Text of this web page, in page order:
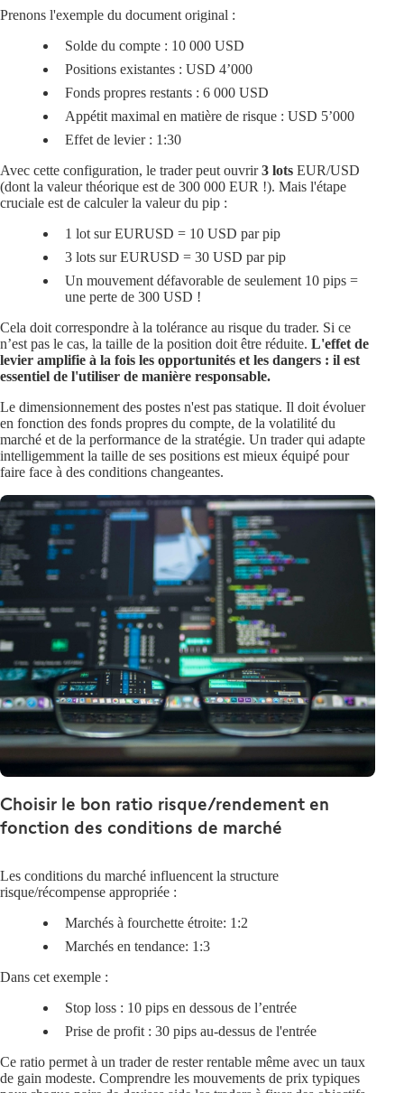
Prenons l'exemple du document original :
Solde du compte : 10 000 USD
Positions existantes : USD 4’000
Fonds propres restants : 6 000 USD
Appétit maximal en matière de risque : USD 5’000
Effet de levier : 1:30
Avec cette configuration, le trader peut ouvrir3 lots EUR/USD
(dont la valeur théorique est de 300 000 EUR !). Mais l'étape
cruciale est de calculer la valeur du pip :
1 lot sur EURUSD = 10 USD par pip
3 lots sur EURUSD = 30 USD par pip
Un mouvement défavorable de seulement 10 pips =
une perte de 300 USD !
Cela doit correspondre à la tolérance au risque du trader. Si ce
n’est pas le cas, la taille de la position doit être réduite. L'effet de
levier amplifie à la fois les opportunités et les dangers : il est
essentiel de l'utiliser de manière responsable.
Le dimensionnement des postes n'est pas statique. Il doit évoluer
en fonction des fonds propres du compte, de la volatilité du
marché et de la performance de la stratégie. Un trader qui adapte
intelligemment la taille de ses positions est mieux équipé pour
faire face à des conditions changeantes.
Choisir le bon ratio risque/rendement en
fonction des conditions de marché
Les conditions du marché influencent la structure
risque/récompense appropriée :
Marchés à fourchette étroite: 1:2
Marchés en tendance: 1:3
Dans cet exemple :
Stop loss : 10 pips en dessous de l’entrée
Prise de profit : 30 pips au-dessus de l'entrée
Ce ratio permet à un trader de rester rentable même avec un taux
de gain modeste. Comprendre les mouvements de prix typiques